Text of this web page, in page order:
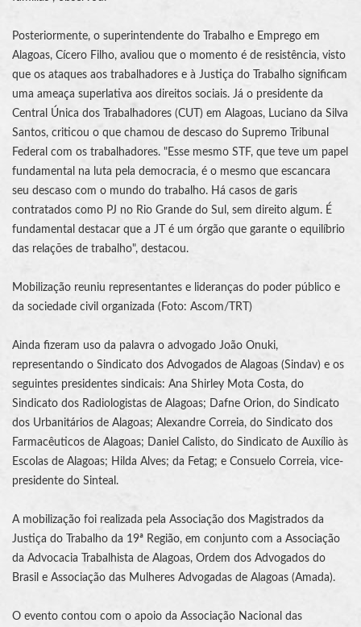
Posteriormente, o superintendente do Trabalho e Emprego em
Alagoas, Cícero Filho, avaliou que o momento é de resistência, visto
que os ataques aos trabalhadores e à Justiça do Trabalho significam
uma ameaça superlativa aos direitos sociais. Já o presidente da
Central Única dos Trabalhadores (CUT) em Alagoas, Luciano da Silva
Santos, criticou o que chamou de descaso do Supremo Tribunal
Federal com os trabalhadores. "Esse mesmo STF, que teve um papel
fundamental na luta pela democracia, é o mesmo que escancara
seu descaso com o mundo do trabalho. Há casos de garis
contratados como PJ no Rio Grande do Sul, sem direito algum. É
fundamental destacar que a JT é um órgão que garante o equilíbrio
das relações de trabalho", destacou.
Mobilização reuniu representantes e lideranças do poder público e
da sociedade civil organizada (Foto: Ascom/ TRT )
Ainda fizeram uso da palavra o advogado João Onuki,
representando o Sindicato dos Advogados de Alagoas (Sindav) e os
seguintes presidentes sindicais: Ana Shirley Mota Costa, do
Sindicato dos Radiologistas de Alagoas; Dafne Orion, do Sindicato
dos Urbanitários de Alagoas; Alexandre Correia, do Sindicato dos
Farmacêuticos de Alagoas; Daniel Calisto, do Sindicato de Auxílio às
Escolas de Alagoas; Hilda Alves; da Fetag; e Consuelo Correia, vice-
presidente do Sinteal.
A mobilização foi realizada pela Associação dos Magistrados da
Justiça do Trabalho da 19ª Região, em conjunto com a Associação
da Advocacia Trabalhista de Alagoas, Ordem dos Advogados do
Brasil e Associação das Mulheres Advogadas de Alagoas (Amada).
O evento contou com o apoio da Associação Nacional das